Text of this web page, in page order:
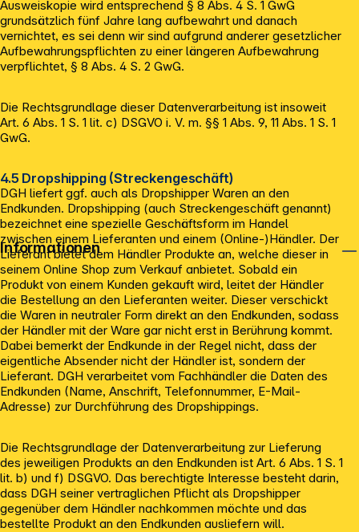
Ausweiskopie wird entsprechend § 8 Abs. 4 S. 1 GwG
grundsätzlich fünf Jahre lang aufbewahrt und danach
vernichtet, es sei denn wir sind aufgrund anderer gesetzlicher
Aufbewahrungspflichten zu einer längeren Aufbewahrung
verpflichtet, § 8 Abs. 4 S. 2 GwG.
Die Rechtsgrundlage dieser Datenverarbeitung ist insoweit
Art. 6 Abs. 1 S. 1 lit. c) DSGVO i. V. m. §§ 1 Abs. 9, 11 Abs. 1 S. 1
GwG.
4.5 Dropshipping (Streckengeschäft)
DGH liefert ggf. auch als Dropshipper Waren an den
Endkunden. Dropshipping (auch Streckengeschäft genannt)
bezeichnet eine spezielle Geschäftsform im Handel
zwischen einem Lieferanten und einem (Online-)Händler. Der
Lieferant bietet dem Händler Produkte an, welche dieser in
seinem Online Shop zum Verkauf anbietet. Sobald ein
Produkt von einem Kunden gekauft wird, leitet der Händler
die Bestellung an den Lieferanten weiter. Dieser verschickt
die Waren in neutraler Form direkt an den Endkunden, sodass
der Händler mit der Ware gar nicht erst in Berührung kommt.
Dabei bemerkt der Endkunde in der Regel nicht, dass der
eigentliche Absender nicht der Händler ist, sondern der
Lieferant. DGH verarbeitet vom Fachhändler die Daten des
Endkunden (Name, Anschrift, Telefonnummer, E-Mail-
Adresse) zur Durchführung des Dropshippings.
Die Rechtsgrundlage der Datenverarbeitung zur Lieferung
des jeweiligen Produkts an den Endkunden ist Art. 6 Abs. 1 S. 1
lit. b) und f) DSGVO. Das berechtigte Interesse besteht darin,
dass DGH seiner vertraglichen Pflicht als Dropshipper
gegenüber dem Händler nachkommen möchte und das
bestellte Produkt an den Endkunden ausliefern will.
Informationen